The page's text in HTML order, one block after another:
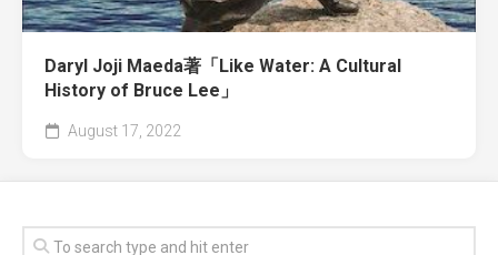
Daryl Joji Maeda著「Like Water: A Cultural
History of Bruce Lee」
August 17, 2022